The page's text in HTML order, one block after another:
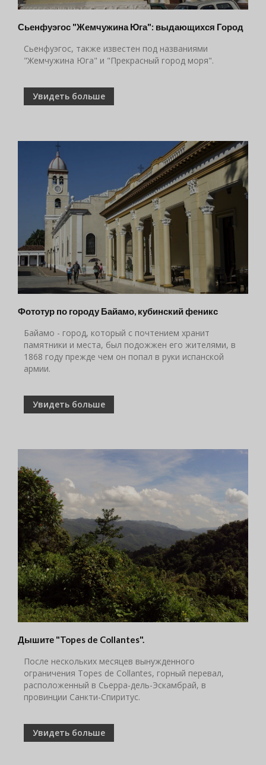
Сьенфуэгос "Жемчужина Юга": выдающихся Город
Сьенфуэгос, также известен под названиями
"Жемчужина Юга" и "Прекрасный город моря".
Увидеть больше
Фототур по городу Байамо, кубинский феникс
Байамо - город, который с почтением хранит
памятники и места, был подожжен его жителями, в
1868 году прежде чем он попал в руки испанской
армии.
Увидеть больше
Дышите "Topes de Collantes".
После нескольких месяцев вынужденного
ограничения Topes de Collantes, горный перевал,
расположенный в Сьерра-дель-Эскамбрай, в
провинции Санкти-Спиритус.
Увидеть больше